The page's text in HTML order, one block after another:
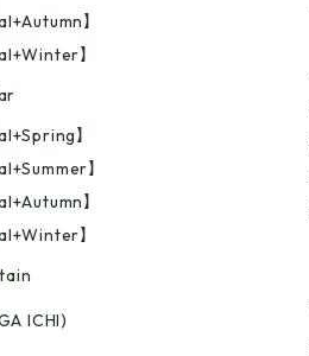
】
】
】
】
】
】
ICHI)